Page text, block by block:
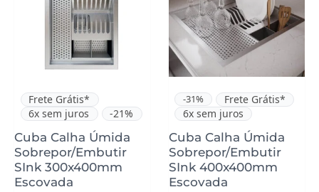
Frete Grátis*
6x sem juros
-21%
Cuba Calha Úmida
Sobrepor/Embutir
SInk 300x400mm
Escovada
-31%
Frete Grátis*
6x sem juros
Cuba Calha Úmida
Sobrepor/Embutir
SInk 400x400mm
Escovada